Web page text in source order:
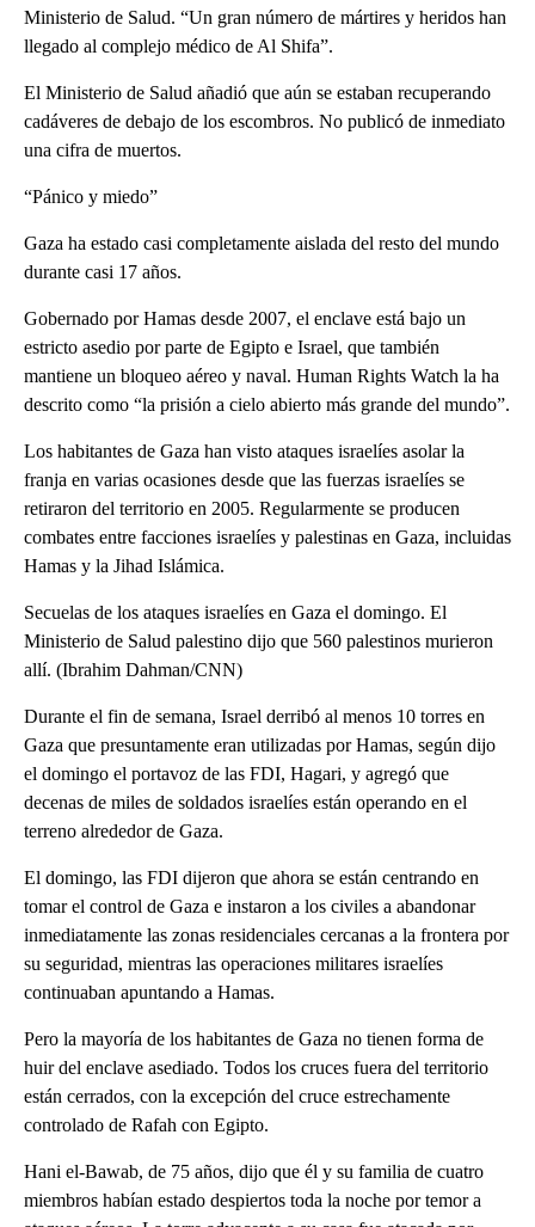
Ministerio de Salud. “Un gran número de mártires y heridos han
llegado al complejo médico de Al Shifa”.
El Ministerio de Salud añadió que aún se estaban recuperando
cadáveres de debajo de los escombros. No publicó de inmediato
una cifra de muertos.
“Pánico y miedo”
Gaza ha estado casi completamente aislada del resto del mundo
durante casi 17 años.
Gobernado por Hamas desde 2007, el enclave está bajo un
estricto asedio por parte de Egipto e Israel, que también
mantiene un bloqueo aéreo y naval. Human Rights Watch la ha
descrito como “la prisión a cielo abierto más grande del mundo”.
Los habitantes de Gaza han visto ataques israelíes asolar la
franja en varias ocasiones desde que las fuerzas israelíes se
retiraron del territorio en 2005. Regularmente se producen
combates entre facciones israelíes y palestinas en Gaza, incluidas
Hamas y la Jihad Islámica.
Secuelas de los ataques israelíes en Gaza el domingo. El
Ministerio de Salud palestino dijo que 560 palestinos murieron
allí. (Ibrahim Dahman/CNN)
Durante el fin de semana, Israel derribó al menos 10 torres en
Gaza que presuntamente eran utilizadas por Hamas, según dijo
el domingo el portavoz de las FDI, Hagari, y agregó que
decenas de miles de soldados israelíes están operando en el
terreno alrededor de Gaza.
El domingo, las FDI dijeron que ahora se están centrando en
tomar el control de Gaza e instaron a los civiles a abandonar
inmediatamente las zonas residenciales cercanas a la frontera por
su seguridad, mientras las operaciones militares israelíes
continuaban apuntando a Hamas.
Pero la mayoría de los habitantes de Gaza no tienen forma de
huir del enclave asediado. Todos los cruces fuera del territorio
están cerrados, con la excepción del cruce estrechamente
controlado de Rafah con Egipto.
Hani el-Bawab, de 75 años, dijo que él y su familia de cuatro
miembros habían estado despiertos toda la noche por temor a